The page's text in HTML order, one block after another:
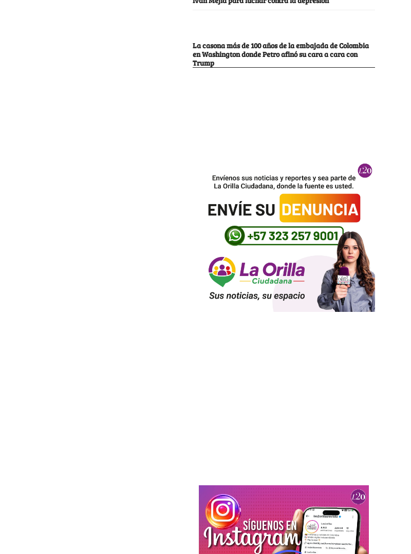
La casona más de 100 años de la embajada de Colombia
en Washington donde Petro afinó su cara a cara con
Trump